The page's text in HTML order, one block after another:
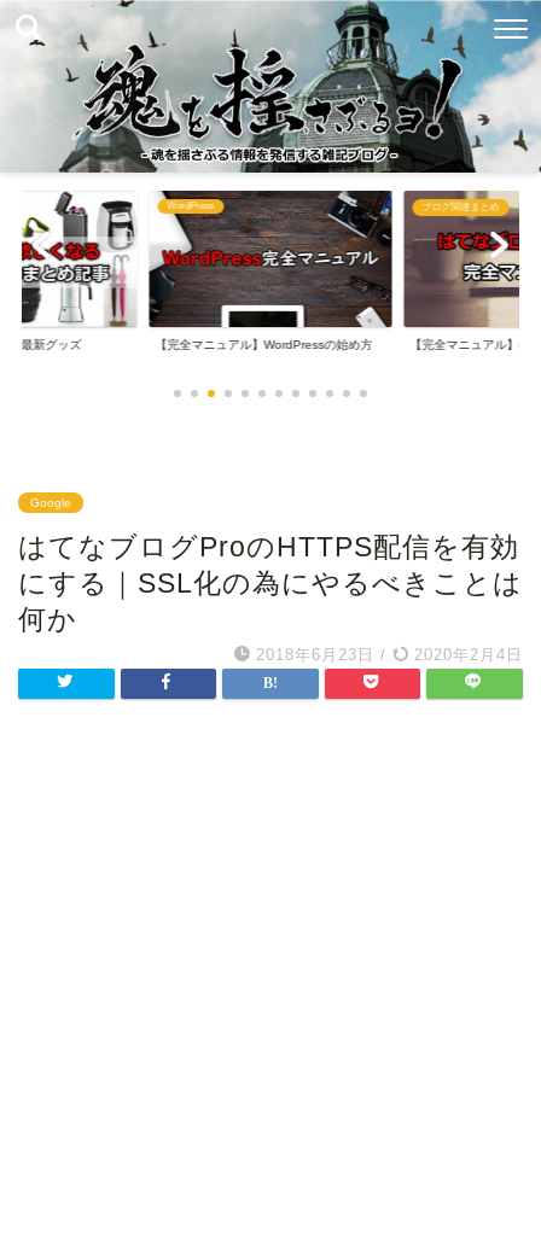
る最新グッズ
WordPress
【完全マニュアル】WordPressの始め方
ブログ関連まとめ
【完全マニュアル】は
Google
はてなブログProのHTTPS配信を有効
にする｜SSL化の為にやるべきことは
何か
2018年6月23日 / 2020年2月4日